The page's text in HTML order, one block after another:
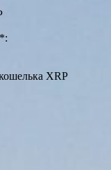
*:
XRP